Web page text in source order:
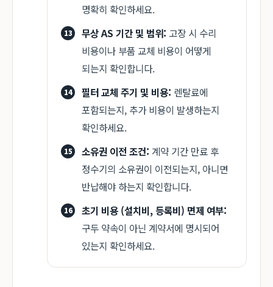
명확히 확인하세요.
무상 AS 기간 및 범위: 고장 시 수리
비용이나 부품 교체 비용이 어떻게
되는지 확인합니다.
필터 교체 주기 및 비용: 렌탈료에
포함되는지, 추가 비용이 발생하는지
확인하세요.
소유권 이전 조건: 계약 기간 만료 후
정수기의 소유권이 이전되는지, 아니면
반납해야 하는지 확인합니다.
초기 비용 (설치비, 등록비) 면제 여부:
구두 약속이 아닌 계약서에 명시되어
있는지 확인하세요.